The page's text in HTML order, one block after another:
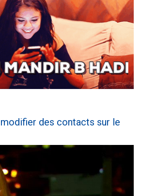
des contacts sur le